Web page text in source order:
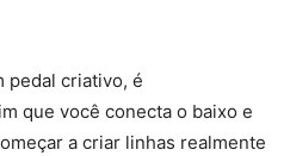
pedal criativo, é
que você conecta o baixo e
a criar linhas realmente